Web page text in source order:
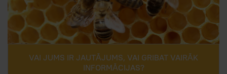
VAI JUMS IR JAUTĀJUMS, VAI GRIBAT VAIRĀK
INFORMĀCIJAS?